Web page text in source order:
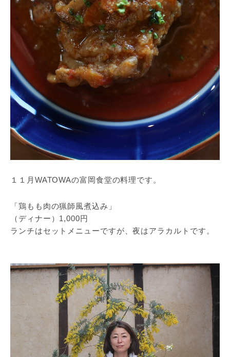
１１月WATOWAの富岡食堂の料理です。
「鶏もも肉の猟師風煮込み」
（ディナー）1,000円
ランチはセットメニューですが、夜はアラカルトです。